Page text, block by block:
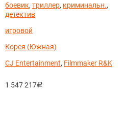
боевик,триллер, криминальн.,
детектив
игровой
Корея (Южная)
CJ Entertainment, Filmmaker R&K
1 547 217руб.